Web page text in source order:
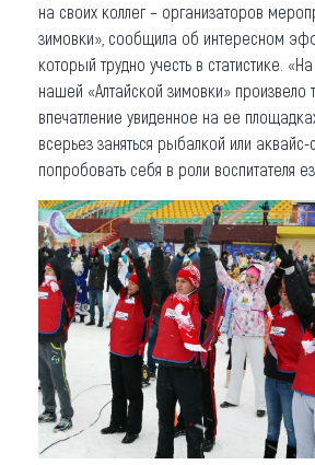
на своих коллег – организаторов
зимовки», сообщила об интересном
который трудно учесть в статистике.
нашей «Алтайской зимовки» произвело
впечатление увиденное на ее
всерьез заняться рыбалкой или аквайс-
попробовать себя в роли воспитателя